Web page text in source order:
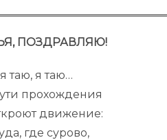
ПОЗДРАВЛЯЮ!
таю, я таю…
прохождения
движение:
где сурово,